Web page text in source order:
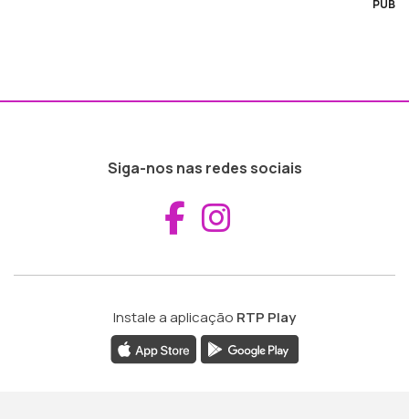
PUB
Siga-nos nas redes sociais
Aceder ao
Instale a aplicação RTP Play